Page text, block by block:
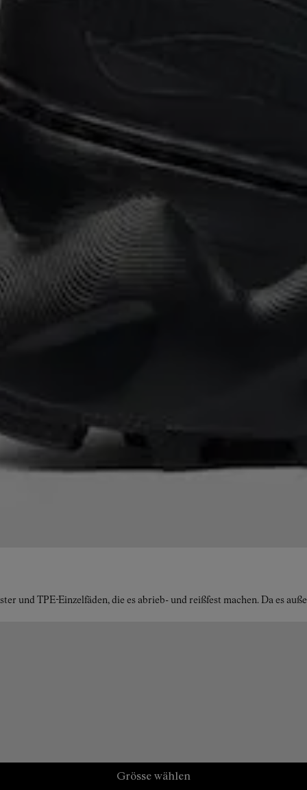
Grösse wählen
und TPE-Einzelfäden, die es abrieb- und reißfest machen. Da es